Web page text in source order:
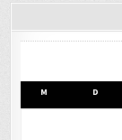
M D